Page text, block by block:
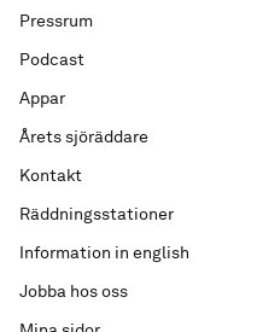
Pressrum
Podcast
Appar
Årets sjöräddare
Kontakt
Räddningsstationer
Information in english
Jobba hos oss